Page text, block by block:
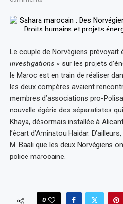
Le couple de Norvégiens prévoyait
investigations » sur les projets
le Maroc est en train de réaliser
les deux compères avaient
membres d’associations pro-
nouvelle égérie des séparatistes
Khaya, désormais installée à
l’écart d’Aminatou Haidar.
M. Baali que les deux Norvégiens
police marocaine.
0